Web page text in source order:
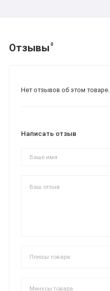
Отзывы 0
Нет отзывов об этом товаре.
Написать отзыв